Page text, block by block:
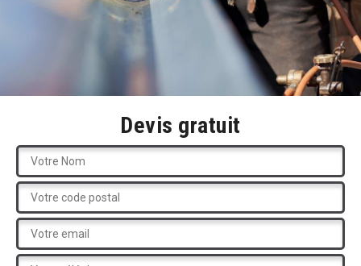
Devis gratuit